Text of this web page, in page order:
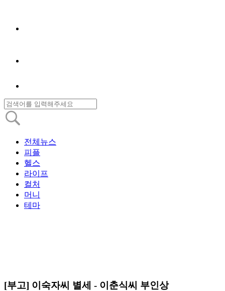
전체뉴스
피플
헬스
라이프
컬처
머니
테마
[부고] 이숙자씨 별세 - 이춘식씨 부인상